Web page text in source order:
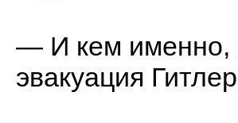
— И кем именно,
эвакуация